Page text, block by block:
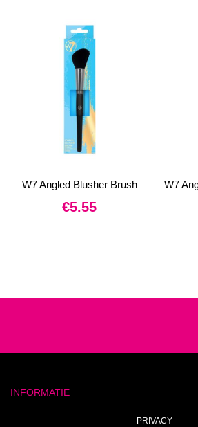
W7 Angled Blusher Brush
€5.55
W7
INFORMATIE
PRIVACY